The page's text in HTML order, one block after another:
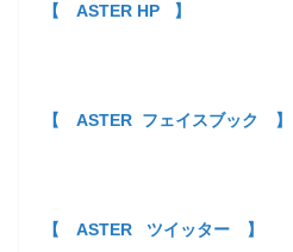
【 ASTER HP 】
【 ASTER フェイスブック 】
【 ASTER ツイッター 】